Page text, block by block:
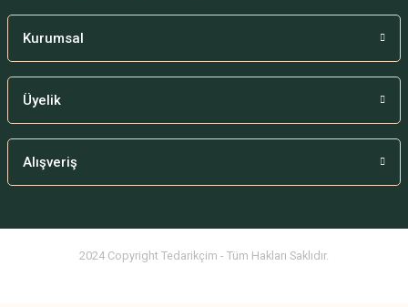
Kurumsal
Üyelik
Alışveriş
2024 Copyright Tedarikçim - Tüm Hakları Saklıdır.